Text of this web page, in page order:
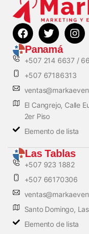
Panamá
+507 214 6637 /
+507 67186313
El Cangrejo, Calle
2er Piso
Elemento de lista
Las Tablas
+507 923 1882
+507 66170306
Santo Domingo,
Elemento de lista